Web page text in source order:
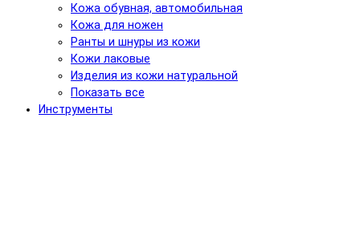
Кожа обувная, автомобильная
Кожа для ножен
Ранты и шнуры из кожи
Кожи лаковые
Изделия из кожи натуральной
Показать все
Инструменты